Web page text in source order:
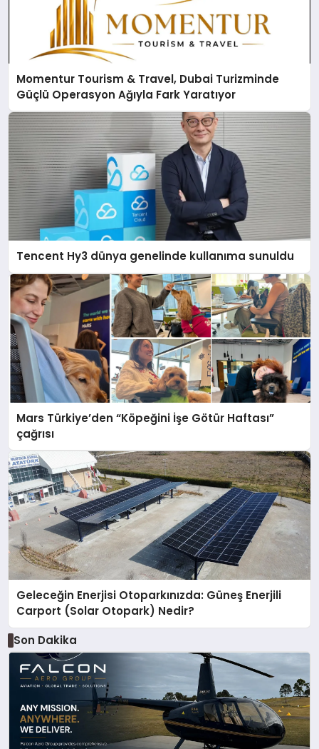
Momentur Tourism & Travel, Dubai Turizminde
Güçlü Operasyon Ağıyla Fark Yaratıyor
Tencent Hy3 dünya genelinde kullanıma sunuldu
Mars Türkiye’den “Köpeğini İşe Götür Haftası”
çağrısı
Geleceğin Enerjisi Otoparkınızda: Güneş Enerjili
Carport (Solar Otopark) Nedir?
Son Dakika